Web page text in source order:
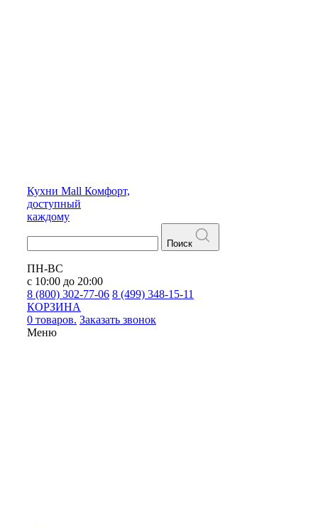
Кухни Mall Комфорт,
доступный
каждому
Поиск
ПН-ВС
с 10:00 до 20:00
8 (800) 302-77-06 8 (499) 348-15-11
КОРЗИНА
0 товаров. Заказать звонок
Меню